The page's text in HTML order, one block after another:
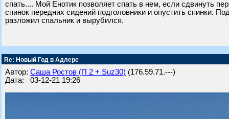
спать.... Мой Енотик позволяет спать в нем, если сдвинуть
спинок передних сидений подголовники и опустить спинки.
разложил спальник и вырубился.
Re: Новый Год в Адлере
Автор: Саша Ростов (П 2 + Suz30) (176.59.71.---)
Дата: 03-12-21 19:26